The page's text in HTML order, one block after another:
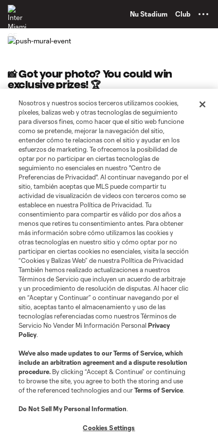
Nu Stadium Club
📸 Got your photo? You could win
exclusive prizes! 🏆
ENTER NOW!
Sitios Web del Club
Club
Tickets
News
MLSSOCCER.COM
Nosotros y nuestros socios terceros utilizamos cookies,
píxeles, balizas web y otras tecnologías de seguimiento
para diversos fines, como hacer que el sitio web funcione
como se pretende, mejorar la navegación del sitio,
entender cómo te relacionas con el sitio y ayudar en los
esfuerzos de marketing. Te ofrecemos la posibilidad de
optar por no participar en ciertas tecnologías de
seguimiento no esenciales en nuestro "Centro de
Preferencias de Privacidad". Al continuar navegando por el
sitio, también aceptas que MLS puede compartir tu
actividad de visualización de videos con terceros como se
establece en nuestra Política de Privacidad. Tu
consentimiento para compartir es válido por dos años a
menos que retires tu consentimiento antes. Para obtener
más información sobre cómo utilizamos las cookies y
otras tecnologías en nuestro sitio y cómo optar por no
participar en ciertas cookies no esenciales, visita la sección
“Cookies y Balizas Web” de nuestra Política de Privacidad
También hemos realizado actualizaciones a nuestros
Términos de Servicio que incluyen un acuerdo de arbitraje
y un procedimiento de resolución de disputas. Al hacer clic
en “Aceptar y Continuar” o continuar navegando por el
sitio, aceptas tanto el almacenamiento y uso de las
tecnologías referenciadas como nuestros Términos de
Servicio No Vender Mi Información PersonalPrivacy
Policy.
We’ve also made updates to ourTerms of Service, which
include an arbitration agreement and a dispute resolution
procedure. By clicking “Accept & Continue” or continuing
to browse the site, you agree to both the storing and use
of the referenced technologies and ourTerms of Service.
Do Not Sell My Personal Information.
Cookies Settings